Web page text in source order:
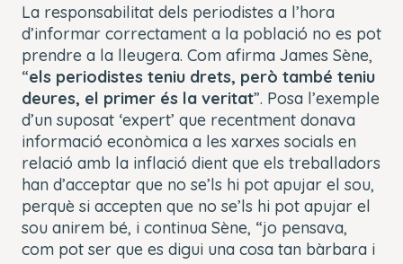
La responsabilitat dels periodistes a l’hora
d’informar correctament a la població no es pot
prendre a la lleugera. Com afirma James Sène,
“els periodistes teniu drets, però també teniu
deures, el primer és la veritat”. Posa l’exemple
d’un suposat ‘expert’ que recentment donava
informació econòmica a les xarxes socials en
relació amb la inflació dient que els treballadors
han d’acceptar que no se’ls hi pot apujar el sou,
perquè si accepten que no se’ls hi pot apujar el
sou anirem bé, i continua Sène, “jo pensava,
com pot ser que es digui una cosa tan bàrbara i